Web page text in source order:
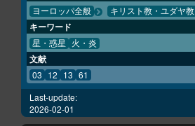
ヨーロッパ全般 キリスト教・ユダヤ教
キーワード
星・惑星 火・炎
文献
03 12 13 61
Last-update:
2026-02-01